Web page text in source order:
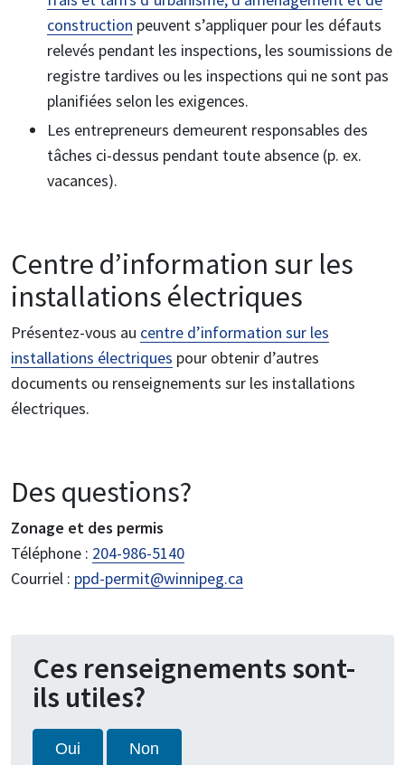
construction peuvent s’appliquer pour les défauts
relevés pendant les inspections, les soumissions de
registre tardives ou les inspections qui ne sont pas
planifiées selon les exigences.
Les entrepreneurs demeurent responsables des
tâches ci-dessus pendant toute absence (p. ex.
vacances).
Centre d’information sur les
installations électriques
Présentez-vous au centre d’information sur les
installations électriques pour obtenir d’autres
documents ou renseignements sur les installations
électriques.
Des questions?
Zonage et des permis
Téléphone : 204-986-5140
Courriel : ppd-permit@winnipeg.ca
Ces renseignements sont-
ils utiles?
Oui Non